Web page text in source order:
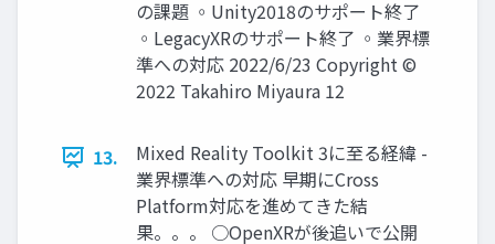
の課題 ◦Unity2018のサポート終了
◦LegacyXRのサポート終了 ◦業界標
準への対応 2022/6/23 Copyright ©
2022 Takahiro Miyaura 12
13.
Mixed Reality Toolkit 3に至る経緯 -
業界標準への対応 早期にCross
Platform対応を進めてきた結
果。。。 ○OpenXRが後追いで公開